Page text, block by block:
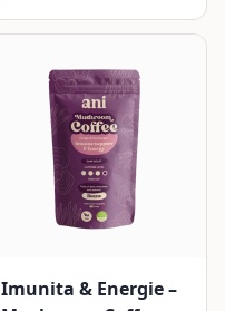
Imunita & Energie –